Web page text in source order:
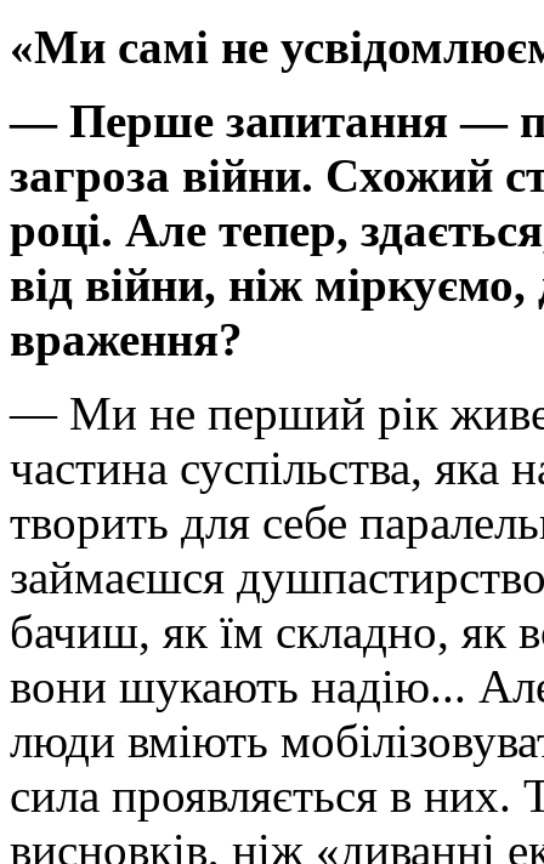
«Ми самі не
— Перше запитання —
загроза війни. Схожий
році. Але тепер,
від війни, ніж
враження?
— Ми не перший рік
частина суспільства, яка
творить для себе
займаєшся
бачиш, як їм складно, як
вони шукають надію...
люди вміють
сила проявляється в
висновків, ніж «диванні